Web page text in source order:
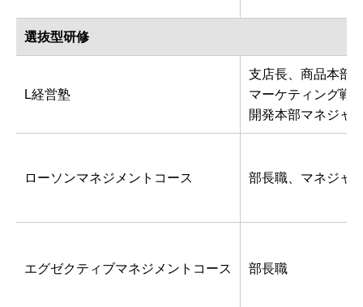
選抜型研修
L経営塾
支店長、商品本部
マーケティング戦
開発本部マネジャ
ローソンマネジメントコース 部長職、マネジャ
エグゼクティブマネジメントコース 部長職